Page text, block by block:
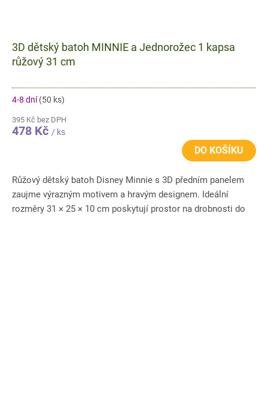
3D dětský batoh MINNIE a Jednorožec 1 kapsa
růžový 31 cm
4-8 dní(50 ks)
395 Kč bez DPH
478 Kč / ks
DO KOŠÍKU
Růžový dětský batoh Disney Minnie s 3D předním panelem
zaujme výrazným motivem a hravým designem. Ideální
rozměry 31 × 25 × 10 cm poskytují prostor na drobnosti do